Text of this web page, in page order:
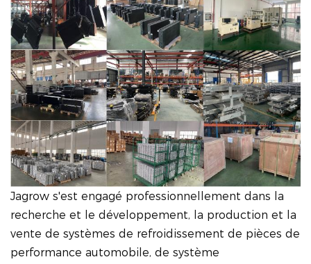
Jagrow s'est engagé professionnellement dans la
recherche et le développement, la production et la
vente de systèmes de refroidissement de pièces de
performance automobile, de système